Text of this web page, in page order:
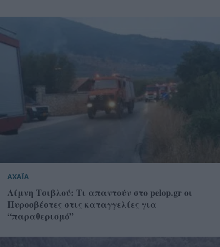
ΑΧΑΪΑ
Λίμνη Τσιβλού: Τι απαντούν στο pelop.gr oι
Πυροσβέστες στις καταγγελίες για
“παραθερισμό”